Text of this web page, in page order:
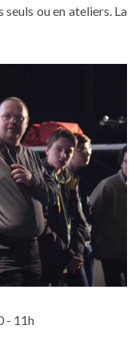
ou en ateliers. La
- 11h